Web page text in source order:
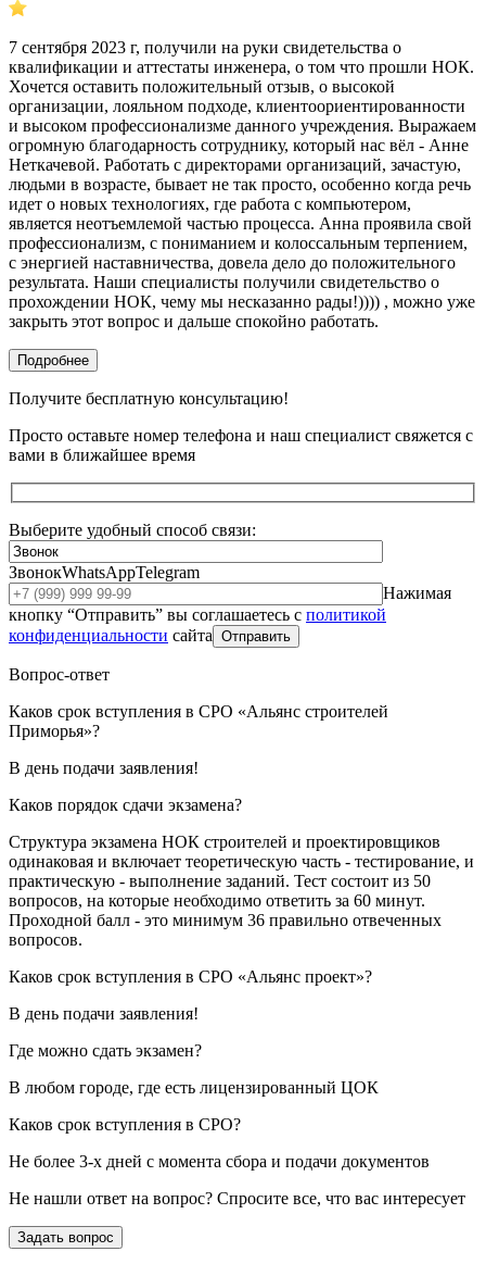
7 сентября 2023 г, получили на руки свидетельства о
квалификации и аттестаты инженера, о том что прошли НОК.
Хочется оставить положительный отзыв, о высокой
организации, лояльном подходе, клиентоориентированности
и высоком профессионализме данного учреждения. Выражаем
огромную благодарность сотруднику, который нас вёл - Анне
Неткачевой. Работать с директорами организаций, зачастую,
людьми в возрасте, бывает не так просто, особенно когда речь
идет о новых технологиях, где работа с компьютером,
является неотъемлемой частью процесса. Анна проявила свой
профессионализм, с пониманием и колоссальным терпением,
с энергией наставничества, довела дело до положительного
результата. Наши специалисты получили свидетельство о
прохождении НОК, чему мы несказанно рады!)))) , можно уже
закрыть этот вопрос и дальше спокойно работать.
Подробнее
Получите бесплатную консультацию!
Просто оставьте номер телефона и наш специалист свяжется с
вами в ближайшее время
Выберите удобный способ связи:
ЗвонокWhatsAppTelegram
Нажимая
кнопку “Отправить” вы соглашаетесь с политикой
конфиденциальности сайта Отправить
Вопрос-ответ
Каков срок вступления в СРО «Альянс строителей
Приморья»?
В день подачи заявления!
Каков порядок сдачи экзамена?
Структура экзамена НОК строителей и проектировщиков
одинаковая и включает теоретическую часть - тестирование, и
практическую - выполнение заданий. Тест состоит из 50
вопросов, на которые необходимо ответить за 60 минут.
Проходной балл - это минимум 36 правильно отвеченных
вопросов.
Каков срок вступления в СРО «Альянс проект»?
В день подачи заявления!
Где можно сдать экзамен?
В любом городе, где есть лицензированный ЦОК
Каков срок вступления в СРО?
Не более 3-х дней с момента сбора и подачи документов
Не нашли ответ на вопрос? Спросите все, что вас интересует
Задать вопрос